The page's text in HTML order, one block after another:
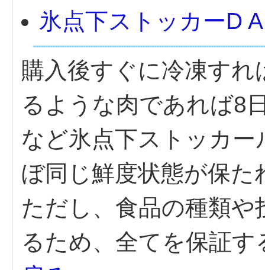
氷点下ストッカーD
購入後すぐに冷凍す
るような肉であれば8
など氷点下ストッカ
ぼ同じ鮮度状態が保た
ただし、食品の種類
るため、全てを保証